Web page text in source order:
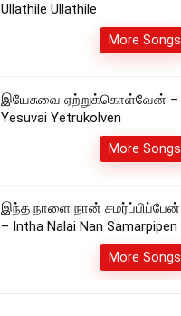
Ullathile Ullathile
More Songs
இயேசுவை ஏற்றுக்கொள்வேன் –
Yesuvai Yetrukolven
More Songs
இந்த நாளை நான் சமர்ப்பிப்பேன்
– Intha Nalai Nan Samarpipen
More Songs